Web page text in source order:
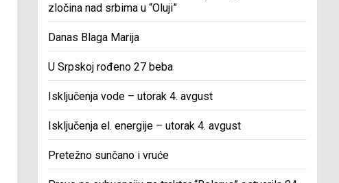
zločina nad srbima u “Oluji”
Danas Blaga Marija
U Srpskoj rođeno 27 beba
Isključenja vode – utorak 4. avgust
Isključenja el. energije – utorak 4. avgust
Pretežno sunčano i vruće